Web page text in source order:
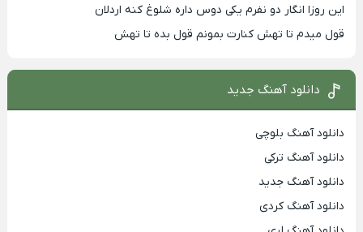
این روزا انگار دو نفرم یکی دوس داره شلوغ کنه اردلان
قول میدم تا تهش کنارت بمونم قول بده تا تهش
دانلود آهنگ جدید
دانلود آهنگ بلوچی
دانلود آهنگ ترکی
دانلود آهنگ جدید
دانلود آهنگ کردی